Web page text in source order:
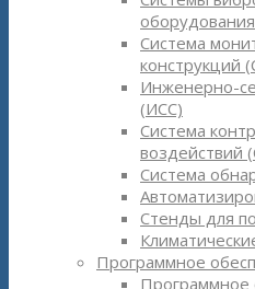
оборудования
Система
конструкций
Инженерно-
(ИСС)
Система
воздействий
Система
Стенды для
Программное
Программное